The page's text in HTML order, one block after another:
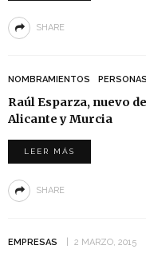
SHARE
NOMBRAMIENTOS PERSONAS
Raúl Esparza, nuevo
Alicante y Murcia
LEER MÁS
SHARE
EMPRESAS 2 MARZO, 2015